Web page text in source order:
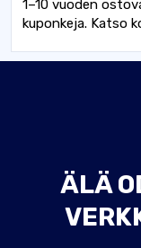
1–10 vuoden
kuponkeja. Katso
ÄLÄ